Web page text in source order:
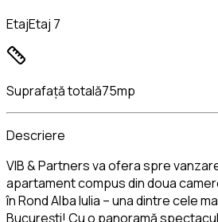
EtajEtaj 7
Suprafață totală75mp
Descriere
VIB & Partners va ofera spre
apartament compus din doua
în Rond Alba Iulia – una dintre cele
București! Cu o panoramă